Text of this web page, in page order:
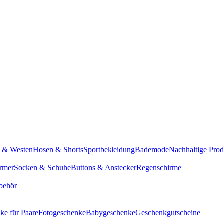
& WestenHosen & ShortsSportbekleidungBademodeNachhaltige
Socken & SchuheButtons & AnsteckerRegenschirme
für PaareFotogeschenkeBabygeschenkeGeschenkgutscheine